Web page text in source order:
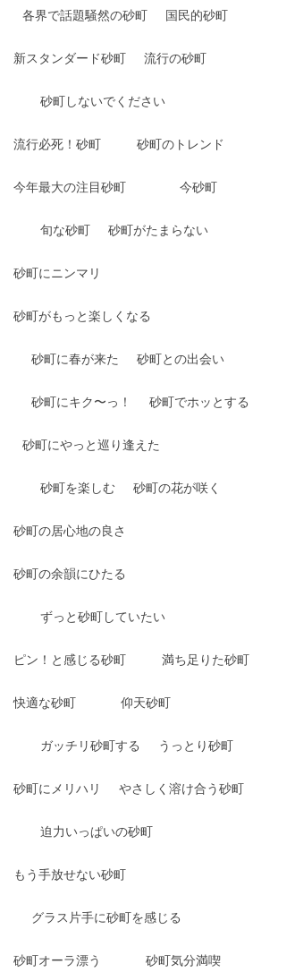
各界で話題騒然の砂町 国民的砂町
新スタンダード砂町 流行の砂町
砂町しないでください
流行必死！砂町 砂町のトレンド
今年最大の注目砂町 今砂町
旬な砂町 砂町がたまらない
砂町にニンマリ
砂町がもっと楽しくなる
砂町に春が来た 砂町との出会い
砂町にキク〜っ！ 砂町でホッとする
砂町にやっと巡り逢えた
砂町を楽しむ 砂町の花が咲く
砂町の居心地の良さ
砂町の余韻にひたる
ずっと砂町していたい
ピン！と感じる砂町 満ち足りた砂町
快適な砂町 仰天砂町
ガッチリ砂町する うっとり砂町
砂町にメリハリ やさしく溶け合う砂町
迫力いっぱいの砂町
もう手放せない砂町
グラス片手に砂町を感じる
砂町オーラ漂う 砂町気分満喫